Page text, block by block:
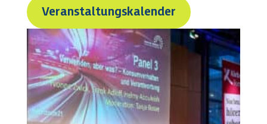
Veranstaltungskalender